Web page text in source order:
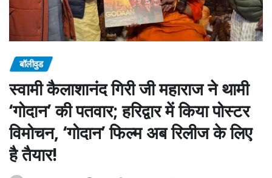
बॉलीवुड
स्वामी कैलाशानंद गिरी जी महाराज ने थामी
‘गोदान’ की पतवार; हरिद्वार में किया पोस्टर
विमोचन, ‘गोदान’ फिल्म अब रिलीज के लिए
है तैयार!